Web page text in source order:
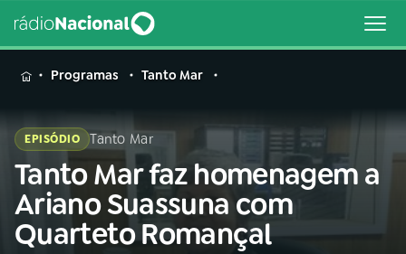
MENU
Buscar
na
Rádio
Nacional
Buscar
Programas Tanto Mar
EPISÓDIO Tanto Mar
Tanto Mar faz homenagem a
Ariano Suassuna com
Quarteto Romançal